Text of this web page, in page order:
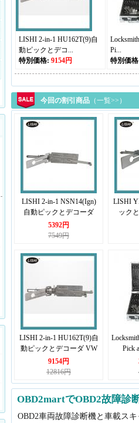
LISHI 2-in-1 HU162T(9)自
動ピックとデコ...
特別価格: 9154円
Pi...
特別価
今回の割引商品 （一覧>>）
LISHI 2-in-1 NSN14(Ign)
自動ピックとデコーダ
Nissan 対応
5392円
7549円
LISHI
ック
LISHI 2-in-1 HU162T(9)自
動ピックとデコーダ VW
対応
9154円
12816円
Pick
OBD2martでOBD2故障診
OBD2車両故障診断機と車載ス